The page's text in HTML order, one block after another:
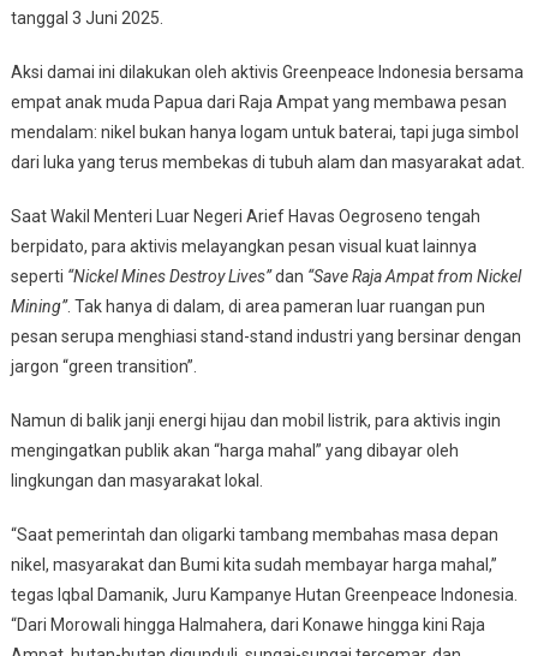
tanggal 3 Juni 2025.
Aksi damai ini dilakukan oleh aktivis Greenpeace Indonesia bersama
empat anak muda Papua dari Raja Ampat yang membawa pesan
mendalam: nikel bukan hanya logam untuk baterai, tapi juga simbol
dari luka yang terus membekas di tubuh alam dan masyarakat adat.
Saat Wakil Menteri Luar Negeri Arief Havas Oegroseno tengah
berpidato, para aktivis melayangkan pesan visual kuat lainnya
seperti “Nickel Mines Destroy Lives”dan “Save Raja Ampat from Nickel
Mining”. Tak hanya di dalam, di area pameran luar ruangan pun
pesan serupa menghiasi stand-stand industri yang bersinar dengan
jargon “green transition”.
Namun di balik janji energi hijau dan mobil listrik, para aktivis ingin
mengingatkan publik akan “harga mahal” yang dibayar oleh
lingkungan dan masyarakat lokal.
“Saat pemerintah dan oligarki tambang membahas masa depan
nikel, masyarakat dan Bumi kita sudah membayar harga mahal,”
tegas Iqbal Damanik, Juru Kampanye Hutan Greenpeace Indonesia.
“Dari Morowali hingga Halmahera, dari Konawe hingga kini Raja